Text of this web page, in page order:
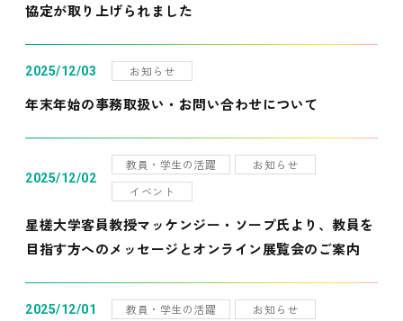
協定が取り上げられました
2025/12/03 お知らせ
年末年始の事務取扱い・お問い合わせについて
2025/12/02
教員・学生の活躍
お知らせ
イベント
星槎大学客員教授マッケンジー・ソープ氏より、教員を
目指す方へのメッセージとオンライン展覧会のご案内
2025/12/01 教員・学生の活躍 お知らせ